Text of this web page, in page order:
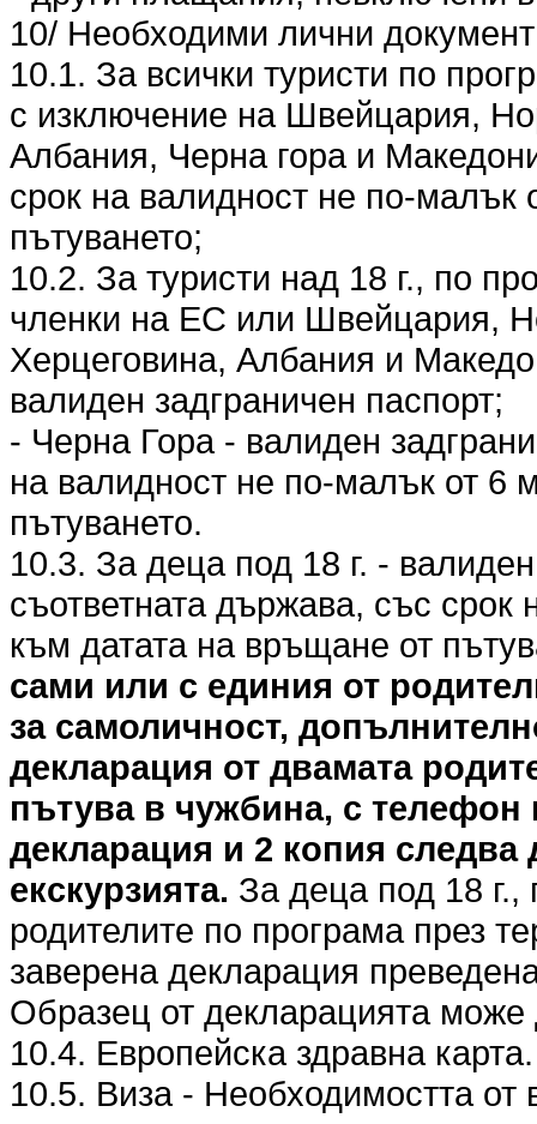
10/ Необходими лични
10.1. За всички туристи по
с изключение на Швейцария,
Албания, Черна гора и
срок на валидност не по-
пътуването;
10.2. За туристи над 18 г., по
членки на ЕС или Швейцария,
Херцеговина, Албания и
валиден задграничен паспорт;
- Черна Гора - валиден
на валидност не по-малък от 6
пътуването.
10.3. За деца под 18 г. -
съответната държава, със
към датата на връщане от
сами или с единия от
за самоличност,
декларация от двамата
пътува в чужбина, с телефон
декларация и 2 копия следва
екскурзията. За деца под 18
родителите по програма през
заверена декларация
Образец от декларацията
10.4. Европейска здравна карта.
10.5. Виза - Необходимостта от